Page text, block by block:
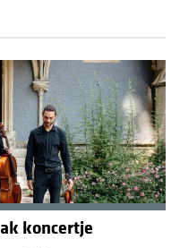
koncertje